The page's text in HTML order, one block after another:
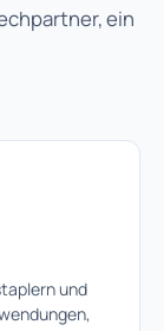
ein
und